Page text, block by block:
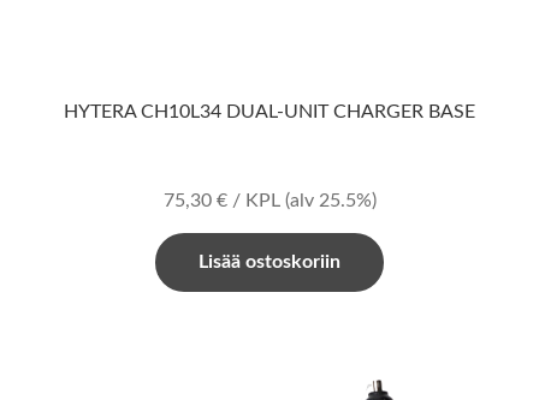
HYTERA CH10L34 DUAL-UNIT CHARGER BASE
75,30 €/ KPL (alv 25.5%)
Lisää ostoskoriin